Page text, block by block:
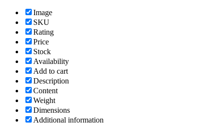
Image
SKU
Rating
Price
Stock
Availability
Add to cart
Description
Content
Weight
Dimensions
Additional information